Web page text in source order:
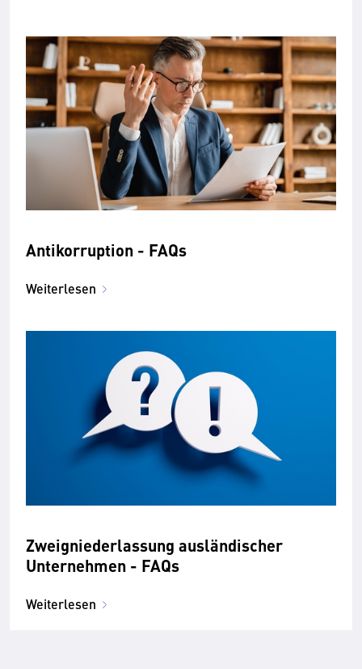
Antikorruption - FAQs
Weiterlesen
Zweig­niederlassung ausländischer
Unternehmen - FAQs
Weiterlesen